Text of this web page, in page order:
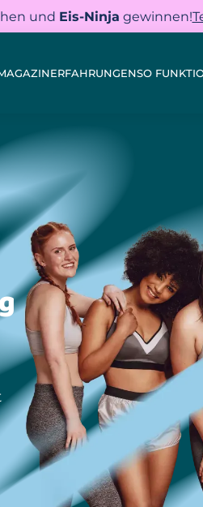
und Eis-Ninja gewinnen!
ERFAHRUNGENSO